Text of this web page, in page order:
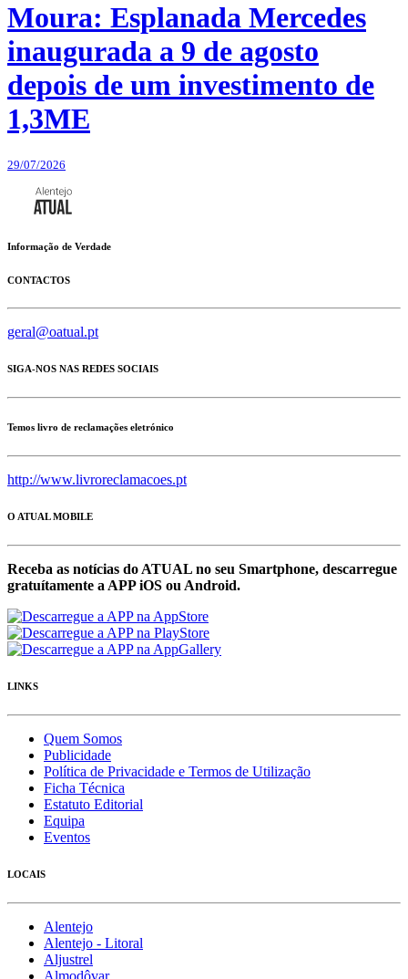
Moura: Esplanada Mercedes
inaugurada a 9 de agosto
depois de um investimento de
1,3ME
29/07/2026
Informação de Verdade
CONTACTOS
geral@oatual.pt
SIGA-NOS NAS REDES SOCIAIS
Temos livro de reclamações eletrónico
http://www.livroreclamacoes.pt
O ATUAL MOBILE
Receba as notícias do ATUAL no seu Smartphone, descarregue
gratuítamente a APP iOS ou Android.
LINKS
Quem Somos
Publicidade
Política de Privacidade e Termos de Utilização
Ficha Técnica
Estatuto Editorial
Equipa
Eventos
LOCAIS
Alentejo
Alentejo - Litoral
Aljustrel